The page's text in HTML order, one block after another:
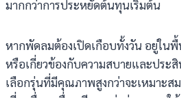
มากกว่าการประหยัดต้นทุนเริ่มต้น
หากพัดลมต้องเปิดเกือบทั้งวัน อยู่ใน
หรือเกี่ยวข้องกับความสบายและประ
เลือกรุ่นที่มีคุณภาพสูงกว่าจะเหมาะส